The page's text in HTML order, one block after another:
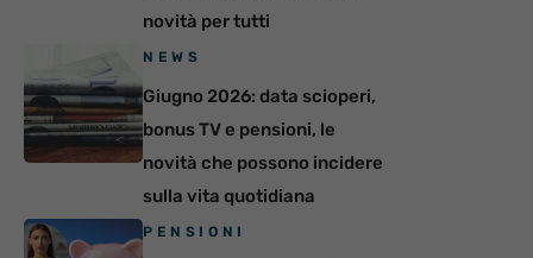
novità per tutti
NEWS
Giugno 2026: data scioperi,
bonus TV e pensioni, le
novità che possono incidere
sulla vita quotidiana
PENSIONI